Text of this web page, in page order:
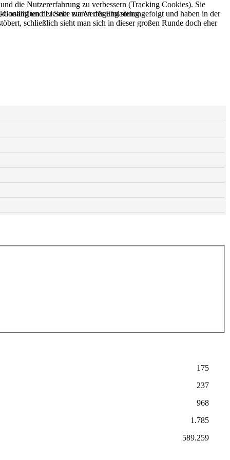
und Liesner waren der Einladung gefolgt und haben in der
schließlich sieht man sich in dieser großen Runde doch eher
175
237
968
1.785
589.259
die Nutzererfahrung zu verbessern (Tracking Cookies). Sie
der Seite zur Verfügung stehen.